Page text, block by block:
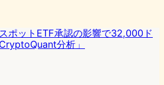
ポットETF承認の影響で32,000ド
分析」